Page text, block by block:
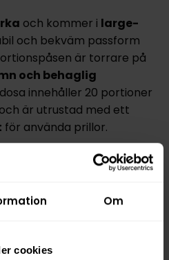
Om
cookies
och kommer i large-
och bekväm passform
är torrare på
och behaglig
innehåller 20 portioner
är utrustad med ett
för använda prillor.
10 mg nikotin per gram,
till ett utmärkt val för dig
nikotineffekt tillsammans
smakprofil
Nordic Snus i Vårgårda, i